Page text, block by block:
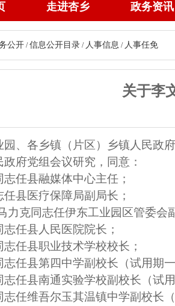
走进杏乡 政务资讯
公开 /信息公开目录 / 人事信息 / 人事任免
关于李
园、各乡镇（片区）
乡镇人民政
政府党组会议研究，同意：
志任县融媒体中心主任 ；
任县医疗保障局副局长 ；
力克同志任伊东工业园区管委会
志任县人民医院院长 ；
志任县职业技术学校校长 ；
志任县第四中学副校长（试用期
志任县南通实验学校副校长 （试
志任维吾尔玉其温镇中学副校长